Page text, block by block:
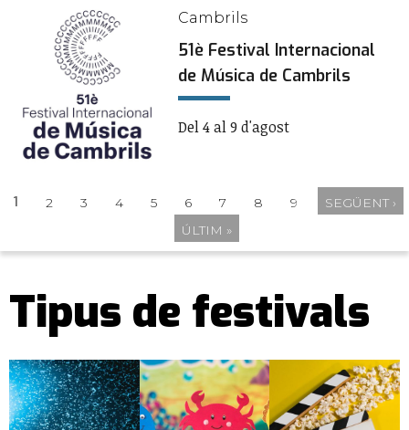
Cambrils
51è Festival Internacional
de Música de Cambrils
Del 4 al 9 d'agost
1 2 3 4 5 6 7 8 9
SEGÜENT ›
ÚLTIM »
Tipus de festivals